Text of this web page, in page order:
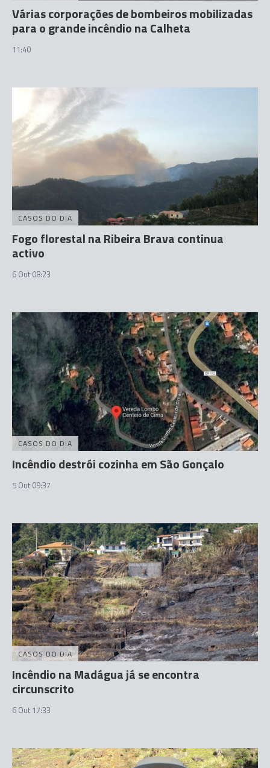
Várias corporações de bombeiros mobilizadas
para o grande incêndio na Calheta
11:40
CASOS DO DIA
Fogo florestal na Ribeira Brava continua
activo
6 Out 08:23
CASOS DO DIA
Incêndio destrói cozinha em São Gonçalo
5 Out 09:37
CASOS DO DIA
Incêndio na Madágua já se encontra
circunscrito
6 Out 17:33